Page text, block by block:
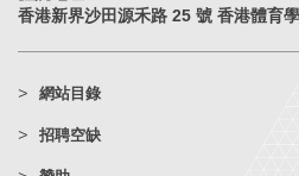
香港新界沙田源禾路 25 號 香港體育
網站目錄
招聘空缺